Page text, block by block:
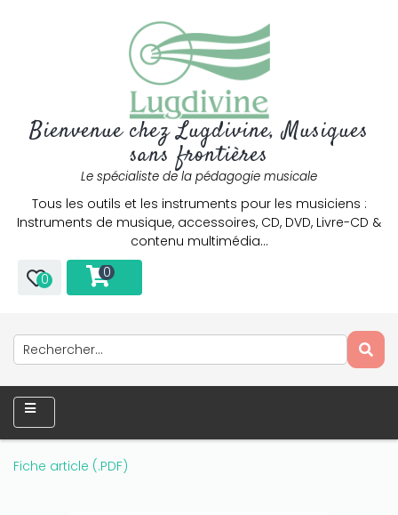
Bienvenue chez Lugdivine, Musiques
sans frontières
Le spécialiste de la pédagogie musicale
Tous les outils et les instruments pour les musiciens :
Instruments de musique, accessoires, CD, DVD, Livre-CD &
contenu multimédia…
0 0
Fiche article (.PDF)